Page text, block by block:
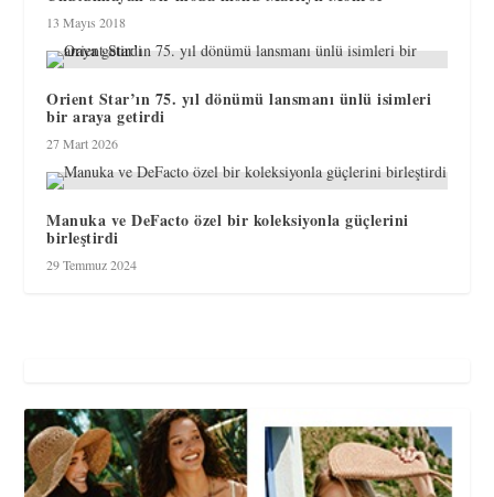
13 Mayıs 2018
Orient Star’ın 75. yıl dönümü lansmanı ünlü isimleri
bir araya getirdi
27 Mart 2026
Manuka ve DeFacto özel bir koleksiyonla güçlerini
birleştirdi
29 Temmuz 2024